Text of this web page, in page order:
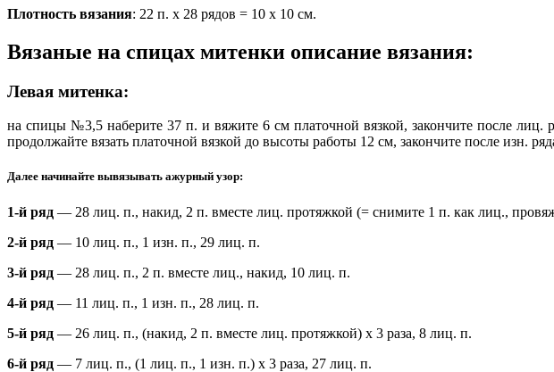
Плотность вязания: 22 п. х 28 рядов = 10 х 10 см.
Вязаные на спицах митенки описание вязания:
Левая митенка:
на спицы №3,5 наберите 37 п. и вяжите 6 см платочной вязкой, закончите после
продолжайте вязать платочной вязкой до высоты работы 12 см, закончите после изн.
Далее начинайте вывязывать ажурный узор:
1-й ряд — 28 лиц. п., накид, 2 п. вместе лиц. протяжкой (= снимите 1 п. как лиц.,
2-й ряд — 10 лиц. п., 1 изн. п., 29 лиц. п.
3-й ряд — 28 лиц. п., 2 п. вместе лиц., накид, 10 лиц. п.
4-й ряд — 11 лиц. п., 1 изн. п., 28 лиц. п.
5-й ряд — 26 лиц. п., (накид, 2 п. вместе лиц. протяжкой) х 3 раза, 8 лиц. п.
6-й ряд — 7 лиц. п., (1 лиц. п., 1 изн. п.) х 3 раза, 27 лиц. п.